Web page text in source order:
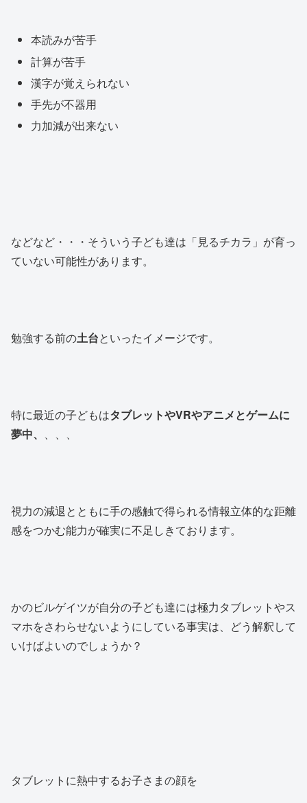
本読みが苦手
計算が苦手
漢字が覚えられない
手先が不器用
力加減が出来ない
などなど・・・そういう子ども達は「見るチカラ」が育っ
ていない可能性があります。
勉強する前の土台といったイメージです。
特に最近の子どもはタブレットやVRやアニメとゲームに
夢中、 、、、
視力の減退とともに手の感触で得られる情報立体的な距離
感をつかむ能力が確実に不足しきております。
かのビルゲイツが自分の子ども達には極力タブレットやス
マホをさわらせないようにしている事実は、どう解釈して
いけばよいのでしょうか？
タブレットに熱中するお子さまの顔を